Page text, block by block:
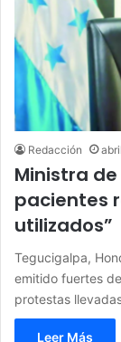
Redacción
Ministra
pacientes
utilizados”
Tegucigalpa,
emitido fuertes
protestas
Leer Más